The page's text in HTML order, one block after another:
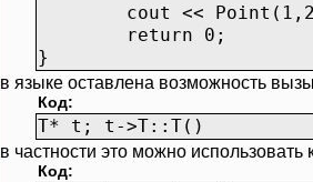
cout <<
return 0;
}
в языке оставлена возможность
Код:
T* t; t->T::T()
в частности это можно использовать
Код: